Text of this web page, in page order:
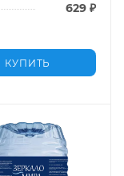
629 ₽
КУПИТЬ